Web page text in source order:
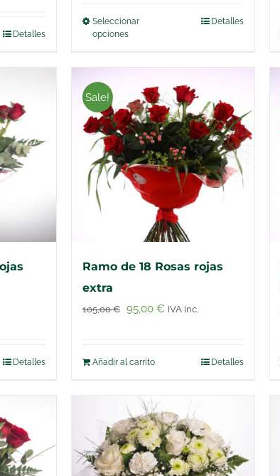
Detalles
desde
Seleccionar
opciones
múltiples
variantes.
Las
opciones
se
pueden
elegir
en
la
página
producto
Detalles
Detalles
Sale!
Ramo de 18 Rosas rojas
extra
105,00€
El
era:
95,00 €ElIVA inc.
Añadir al carrito Detalles